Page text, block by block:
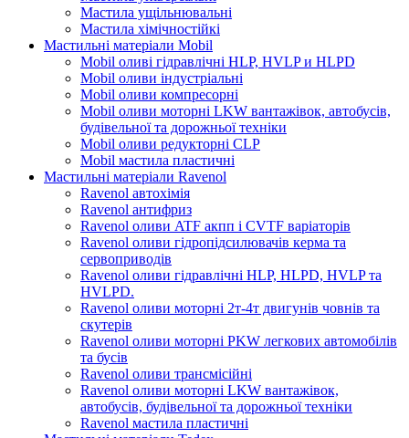
Мастила ущільнювальні
Мастила хімічностійкі
Мастильні матеріали Mobil
Mobil оливі гідравлічні HLP, HVLP и HLPD
Mobil оливи індустріальні
Mobil оливи компресорні
Mobil оливи моторні LKW вантажівок, автобусів,
будівельної та дорожньої техніки
Mobil оливи редукторні CLP
Mobil мастила пластичні
Мастильні матеріали Ravenol
Ravenol автохімія
Ravenol антифриз
Ravenol оливи ATF акпп і CVTF варіаторів
Ravenol оливи гідропідсилювачів керма та
сервоприводів
Ravenol оливи гідравлічні HLP, HLPD, HVLP та
HVLPD.
Ravenol оливи моторні 2т-4т двигунів човнів та
скутерів
Ravenol оливи моторні PKW легкових автомобілів
та бусів
Ravenol оливи трансмісійні
Ravenol оливи моторні LKW вантажівок,
автобусів, будівельної та дорожньої техніки
Ravenol мастила пластичні